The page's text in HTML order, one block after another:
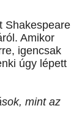
Shakespeare
Amikor
igencsak
úgy lépett
mint az